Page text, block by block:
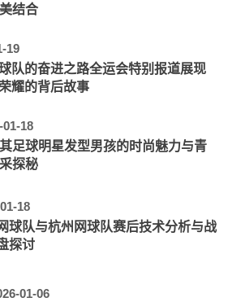
结合
19
队的奋进之路全运会特别报道展现
耀的背后故事
01-18
足球明星发型男孩的时尚魅力与青
探秘
18
球队与杭州网球队赛后技术分析与战
探讨
01-06